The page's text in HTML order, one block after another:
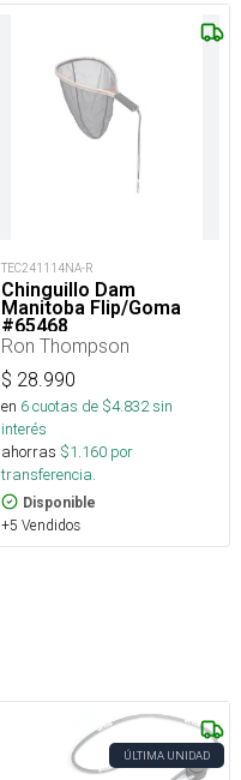
TEC241114NA-R
Chinguillo Dam
Manitoba Flip/Goma
#65468
Ron Thompson
$ 28.990
en 6cuotas de $4.832sin
interés
ahorras $1.160 por
transferencia.
Disponible
+5 Vendidos
ÚLTIMA UNIDAD